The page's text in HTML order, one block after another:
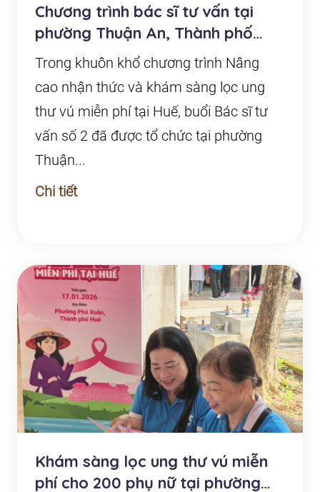
Chương trình bác sĩ tư vấn tại
phường Thuận An, Thành phố
Huế
Trong khuôn khổ chương trình Nâng
cao nhận thức và khám sàng lọc ung
thư vú miễn phí tại Huế, buổi Bác sĩ tư
vấn số 2 đã được tổ chức tại phường
Thuận...
Chi tiết
Khám sàng lọc ung thư vú miễn
phí cho 200 phụ nữ tại phường